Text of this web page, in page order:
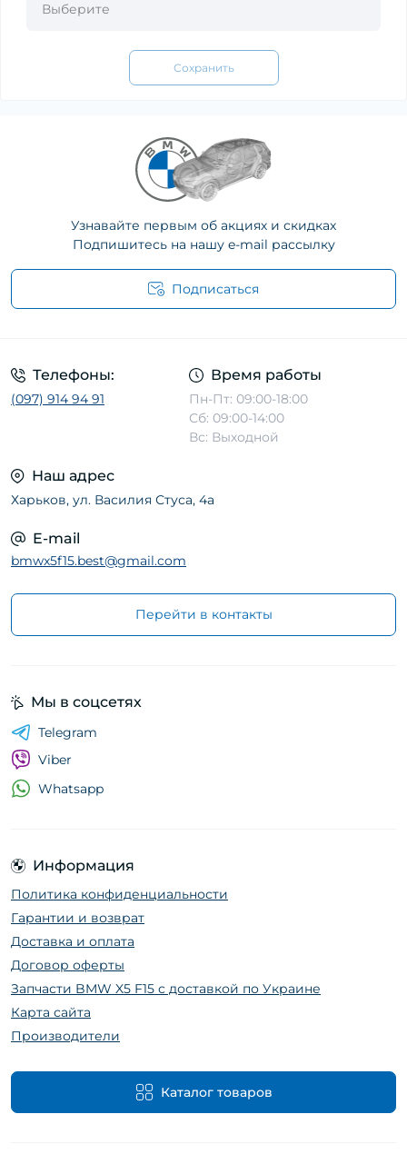
Сохранить
Узнавайте первым об акциях и скидках
Подпишитесь на нашу e-mail рассылку
Подписаться
Телефоны:
(097) 914 94 91
Время работы
Пн-Пт: 09:00-18:00
Сб: 09:00-14:00
Вс: Выходной
Наш адрес
Харьков, ул. Василия Стуса, 4а
E-mail
bmwx5f15.best@gmail.com
Перейти в контакты
Информация
Политика конфиденциальности
Гарантии и возврат
Доставка и оплата
Договор оферты
Запчасти BMW X5 F15 с доставкой по Украине
Карта сайта
Производители
Каталог товаров
Мы в соцсетях
Telegram
Viber
Whatsapp